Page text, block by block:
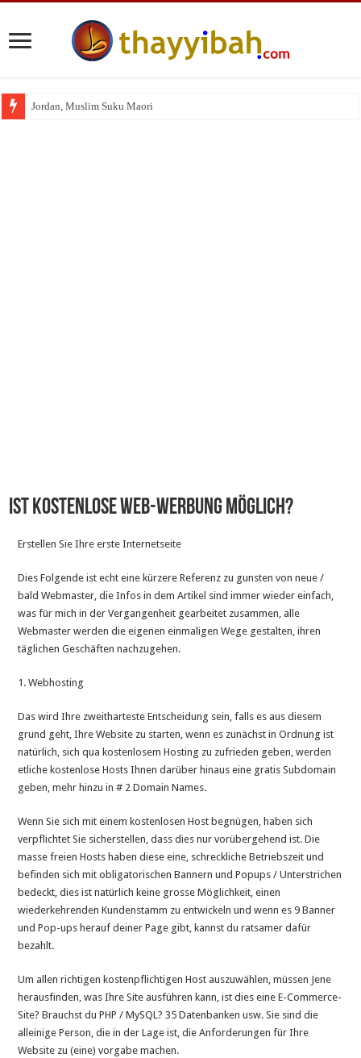
Jordan, Muslim Suku Maori
Ist kostenlose Web-Werbung möglich?
Erstellen Sie Ihre erste Internetseite
Dies Folgende ist echt eine kürzere Referenz zu gunsten von neue /
bald Webmaster, die Infos in dem Artikel sind immer wieder einfach,
was für mich in der Vergangenheit gearbeitet zusammen, alle
Webmaster werden die eigenen einmaligen Wege gestalten, ihren
täglichen Geschäften nachzugehen.
1. Webhosting
Das wird Ihre zweitharteste Entscheidung sein, falls es aus diesem
grund geht, Ihre Website zu starten, wenn es zunächst in Ordnung ist
natürlich, sich qua kostenlosem Hosting zu zufrieden geben, werden
etliche kostenlose Hosts Ihnen darüber hinaus eine gratis Subdomain
geben, mehr hinzu in # 2 Domain Names.
Wenn Sie sich mit einem kostenlosen Host begnügen, haben sich
verpflichtet Sie sicherstellen, dass dies nur vorübergehend ist. Die
masse freien Hosts haben diese eine, schreckliche Betriebszeit und
befinden sich mit obligatorischen Bannern und Popups / Unterstrichen
bedeckt, dies ist natürlich keine grosse Möglichkeit, einen
wiederkehrenden Kundenstamm zu entwickeln und wenn es 9 Banner
und Pop-ups herauf deiner Page gibt, kannst du ratsamer dafür
bezahlt.
Um allen richtigen kostenpflichtigen Host auszuwählen, müssen Jene
herausfinden, was Ihre Site ausführen kann, ist dies eine E-Commerce-
Site? Brauchst du PHP / MySQL? 35 Datenbanken usw. Sie sind die
alleinige Person, die in der Lage ist, die Anforderungen für Ihre
Website zu (eine) vorgabe machen.